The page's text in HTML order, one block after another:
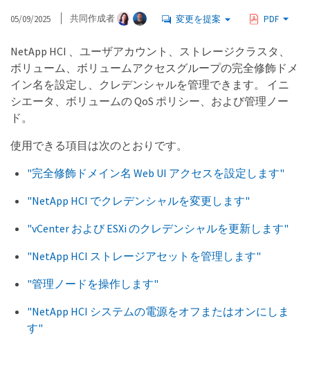
05/09/2025 共同作成者 変更を提案 PDF
NetApp HCI 、ユーザアカウント、ストレージクラスタ、
ボリューム、ボリュームアクセスグループの完全修飾ドメ
イン名を設定し、クレデンシャルを管理できます。 イニ
シエータ、ボリュームの QoS ポリシー、および管理ノー
ド。
使用できる項目は次のとおりです。
"完全修飾ドメイン名 Web UI アクセスを設定します"
"NetApp HCI でクレデンシャルを変更します"
"vCenter および ESXi のクレデンシャルを更新します"
"NetApp HCI ストレージアセットを管理します"
"管理ノードを操作します"
"NetApp HCI システムの電源をオフまたはオンにしま
す"